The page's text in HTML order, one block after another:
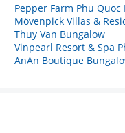
Pepper Farm Phu Quoc
Mövenpick Villas &
Thuy Van Bungalow
Vinpearl Resort & Spa
AnAn Boutique